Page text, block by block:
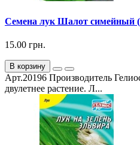
Семена лук Шалот симейный
15.00 грн.
В корзину
Арт.20196 Производитель
двулетнее растение. Л...